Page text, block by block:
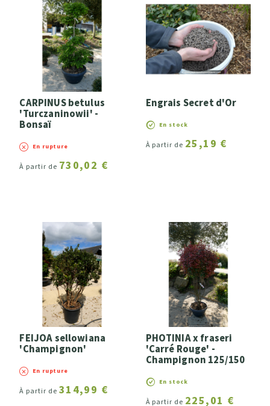
Largeur (développement à l'âge adulte)
Intérêt saisonnier (fleurs, fruits, feuillage ou
tronc)
a - Printanier
b - Estival
c - Automnal
d - Hivernal
CARPINUS betulus
'Turczaninowii' -
Bonsaï
En rupture
À partir de 730,02 €
Engrais Secret d'Or
En stock
À partir de 25,19 €
FEIJOA sellowiana
'Champignon'
En rupture
À partir de 314,99 €
PHOTINIA x fraseri
'Carré Rouge' -
Champignon 125/150
En stock
À partir de 225,01 €